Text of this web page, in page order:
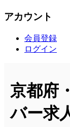
アカウント
会員登録
ログイン
京都府
バー求